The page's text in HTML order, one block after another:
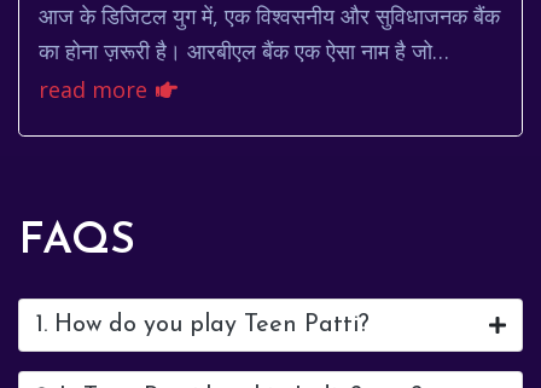
आज के डिजिटल युग में, एक विश्वसनीय और सुविधाजनक बैंक
का होना ज़रूरी है। आरबीएल बैंक एक ऐसा नाम है जो
विश्वसनीयता और आधुनिक बैंकिंग सुविधाओं का मिश्रण ...
read more
FAQS
1. How do you play Teen Patti?